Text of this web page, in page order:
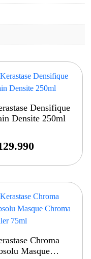
Densifique
Densite 250ml
Chroma
Masque